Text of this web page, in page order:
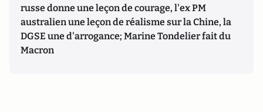
russe donne une leçon de courage, l'ex PM
australien une leçon de réalisme sur la Chine, la
DGSE une d'arrogance; Marine Tondelier fait du
Macron